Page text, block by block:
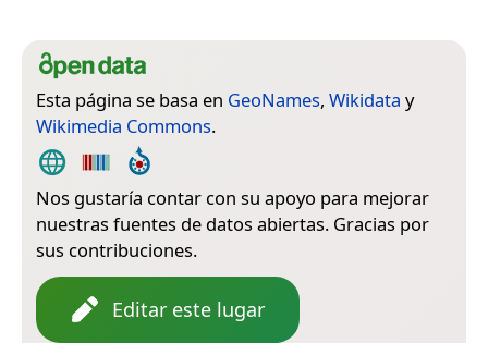
Esta página se basa en GeoNames, Wikidata y
Wikimedia Commons.
Nos gustaría contar con su apoyo para mejorar
nuestras fuentes de datos abiertas. Gracias por
sus contribuciones.
Editar este lugar